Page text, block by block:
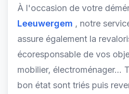
À l'occasion de votre
Leeuwergem , notre
assure également la
écoresponsable de vos
mobilier, électroménager...
bon état sont triés puis